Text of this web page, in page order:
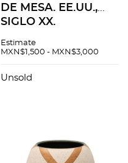
DE MESA. EE.UU.,
SIGLO XX.
madera, metal, y
De la marca Bulova.
Estimate
MXN$1,500 - MXN$3,000
Unsold